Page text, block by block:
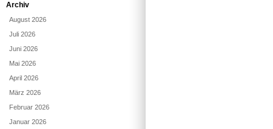
Archiv
August 2026
Juli 2026
Juni 2026
Mai 2026
April 2026
März 2026
Februar 2026
Januar 2026